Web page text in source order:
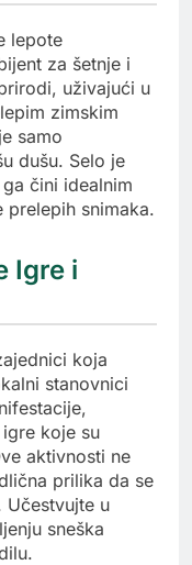
lepote
za šetnje i
uživajući u
zimskim
samo
dušu. Selo je
čini idealnim
prelepih snimaka.
Igre i
koja
stanovnici
koje su
aktivnosti ne
prilika da se
Učestvujte u
sneška